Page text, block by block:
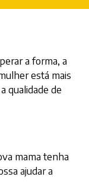
a forma, a
está mais
qualidade de
mama tenha
ajudar a